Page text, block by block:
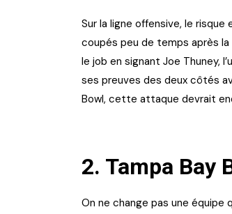
Sur la ligne offensive, le
coupés peu de temps après
le job en signant Joe Thuney,
ses preuves des deux côtés
Bowl, cette attaque devrait
2. Tampa Bay
On ne change pas une